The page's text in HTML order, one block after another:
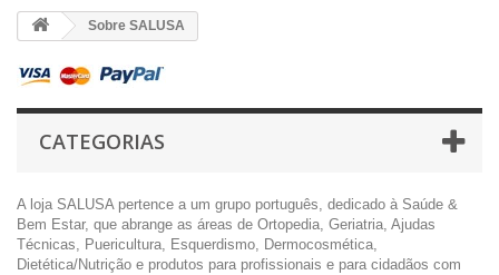
Sobre SALUSA
CATEGORIAS
A loja SALUSA pertence a um grupo português, dedicado à Saúde &
Bem Estar, que abrange as áreas de Ortopedia, Geriatria, Ajudas
Técnicas, Puericultura, Esquerdismo, Dermocosmética,
Dietética/Nutrição e produtos para profissionais e para cidadãos com